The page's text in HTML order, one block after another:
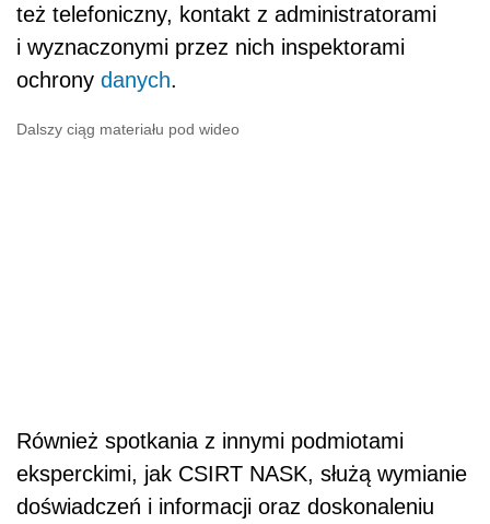
też telefoniczny, kontakt z administratorami
i wyznaczonymi przez nich inspektorami
ochrony danych.
Dalszy ciąg materiału pod wideo
Również spotkania z innymi podmiotami
eksperckimi, jak CSIRT NASK, służą wymianie
doświadczeń i informacji oraz doskonaleniu